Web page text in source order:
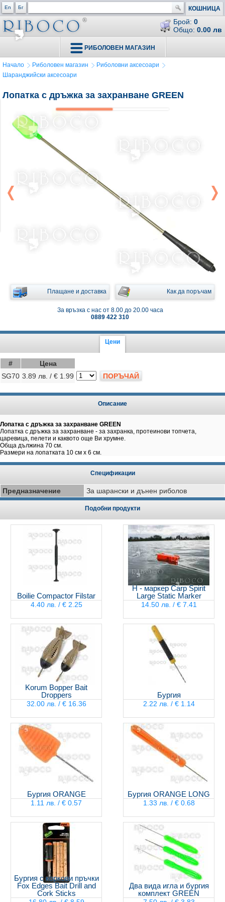
En Бг КОШНИЦА
Брой: 0
Общо: 0.00 лв
РИБОЛОВЕН МАГАЗИН
Начало Риболовен магазин
Риболовни аксесоари
Шаранджийски аксесоари
Лопатка с дръжка за захранване GREEN
Плащане и доставка Как да поръчам
За връзка с нас от 8.00 до 20.00 часа
0889 422 310
Цени
#
Цена
SG70 3.89 лв. / € 1.99 ПОРЪЧАЙ
Описание
Лопатка с дръжка за захранване GREEN
Лопатка с дръжка за захранване - за захранка, протеинови топчета,
царевица, пелети и каквото още Ви хрумне.
Обща дължина 70 см.
Размери на лопатката 10 см х 6 см.
Спецификации
Предназначение За шарански и дънен риболов
Подобни продукти
Boilie Compactor Filstar
4.40 лв. / € 2.25
H - маркер Carp Spirit
Large Static Marker
14.50 лв. / € 7.41
Korum Bopper Bait
Droppers
32.00 лв. / € 16.36
Бургия
2.22 лв. / € 1.14
Бургия ORANGE
1.11 лв. / € 0.57
Бургия ORANGE LONG
1.33 лв. / € 0.68
Бургия с коркови пръчки
Fox Edges Bait Drill and
Cork Sticks
Два вида игла и бургия
комплект GREEN